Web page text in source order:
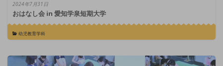
2024年7月31日
おはなし会 in 愛知学泉短期大学
幼児教育学科